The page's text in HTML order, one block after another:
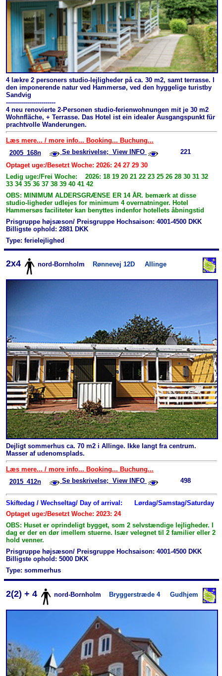
4 lækre 2 personers studio-lejligheder på ca. 30 m2, samt terrasse. I
den imponerende natur ved Hammersø, ved den hyggelige turistby
Sandvig
-------------------------
4 neu renovierte 2-Personen studio-ferienwohnungen mit je 30 m2
Wohnfläche, + Terrasse. Das Hotel ist ein idealer Ausgangspunkt für
prachtvolle Wanderungen.
Læs mere... / more info... Booking... Buchung...
2005_168n
Se beskrivelse; View INFO
221
Optaget uge:/Besetzt Woche: 2026: 24 27 29 30
Ledig uge:/Frei Woche: 2026: 18 19 20 21 22 23 25 26 28 30 31 32
33 34 35 36 37 38 39 40 41 42
OBS: MINIMUM ALDERSGRÆNSE ER 14 ÅR. bemærk at disse
studio-ligheder udlejes for minimum 4 overnatninger. Hotel
Hammersøs faciliteter kan benyttes indenfor hotellets åbningstid
Prisgruppe højsæson/ Preisgruppe Hochsaison: 4001-4500 DKK
Billigste ophold: 2881 DKK
Type: ferielejlighed
2x4 nord-Bornholm Rønnevej 12D Allinge
Dejligt sommerhus ca. 70 m2 i Allinge. Ikke langt fra centrum.
Masser af udenomsplads.
Læs mere... / more info... Booking... Buchung...
2015_412n
Se beskrivelse; View INFO 498
Skiftedag / Wechseltag/ Day of arrival: Lørdag/Samstag/Saturday
Optaget uge:/Besetzt Woche: 2023: 24
OBS: Huset er oprindeligt bygget, som 2 selvstændige lejligheder. I
dag er der en dør imellem stuerne. Især velegnet til 2 familier eller 2
hold venner.
Prisgruppe højsæson/ Preisgruppe Hochsaison: 4001-4500 DKK
Billigste ophold: 5000 DKK
Type: sommerhus
2(2) + 4 nord-Bornholm Bryggerstræde 4 Gudhjem